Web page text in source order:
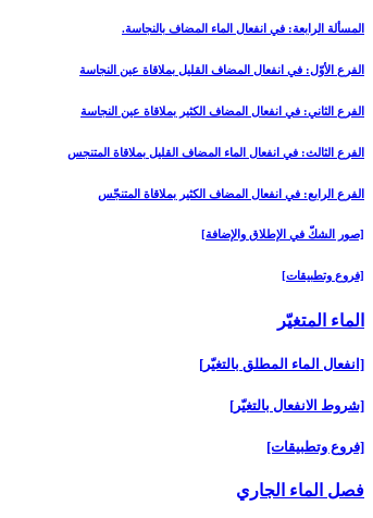
المسألة الرابعة: في انفعال الماء المضاف بالنجاسة.
الفرع الأوّل: في انفعال المضاف القليل بملاقاة عين النجاسة
الفرع الثاني: في انفعال المضاف الكثير بملاقاة عين النجاسة
الفرع الثالث: في انفعال الماء المضاف القليل بملاقاة المتنجس
الفرع الرابع: في انفعال المضاف الكثير بملاقاة المتنجّس
[صور الشكّ في الإطلاق والإضافة]
[فروع وتطبيقات‏]
الماء المتغيّر
[انفعال الماء المطلق بالتغيّر]
[شروط الانفعال بالتغيّر]
[فروع وتطبيقات‏]
فصل الماء الجاري‏